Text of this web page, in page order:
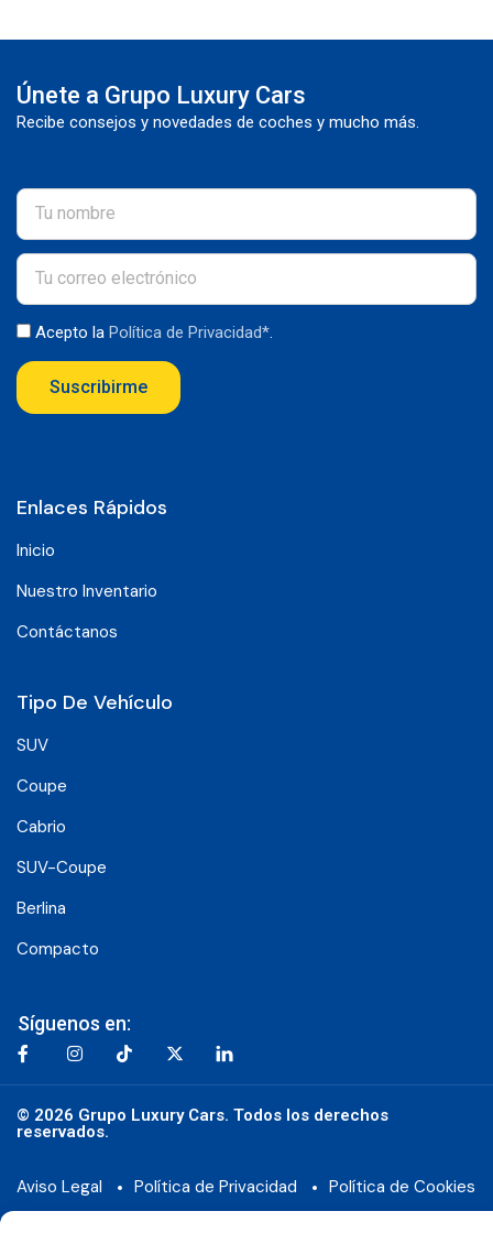
Únete a Grupo Luxury Cars
Recibe consejos y novedades de coches y mucho más.
Acepto la Política de Privacidad*
Suscribirme
Enlaces Rápidos
Inicio
Nuestro Inventario
Contáctanos
Tipo De Vehículo
SUV
Coupe
Cabrio
SUV-Coupe
Berlina
Compacto
Síguenos en:
© 2026 Grupo Luxury Cars. Todos los derechos
reservados.
Aviso Legal Política de Privacidad Política de Cookies